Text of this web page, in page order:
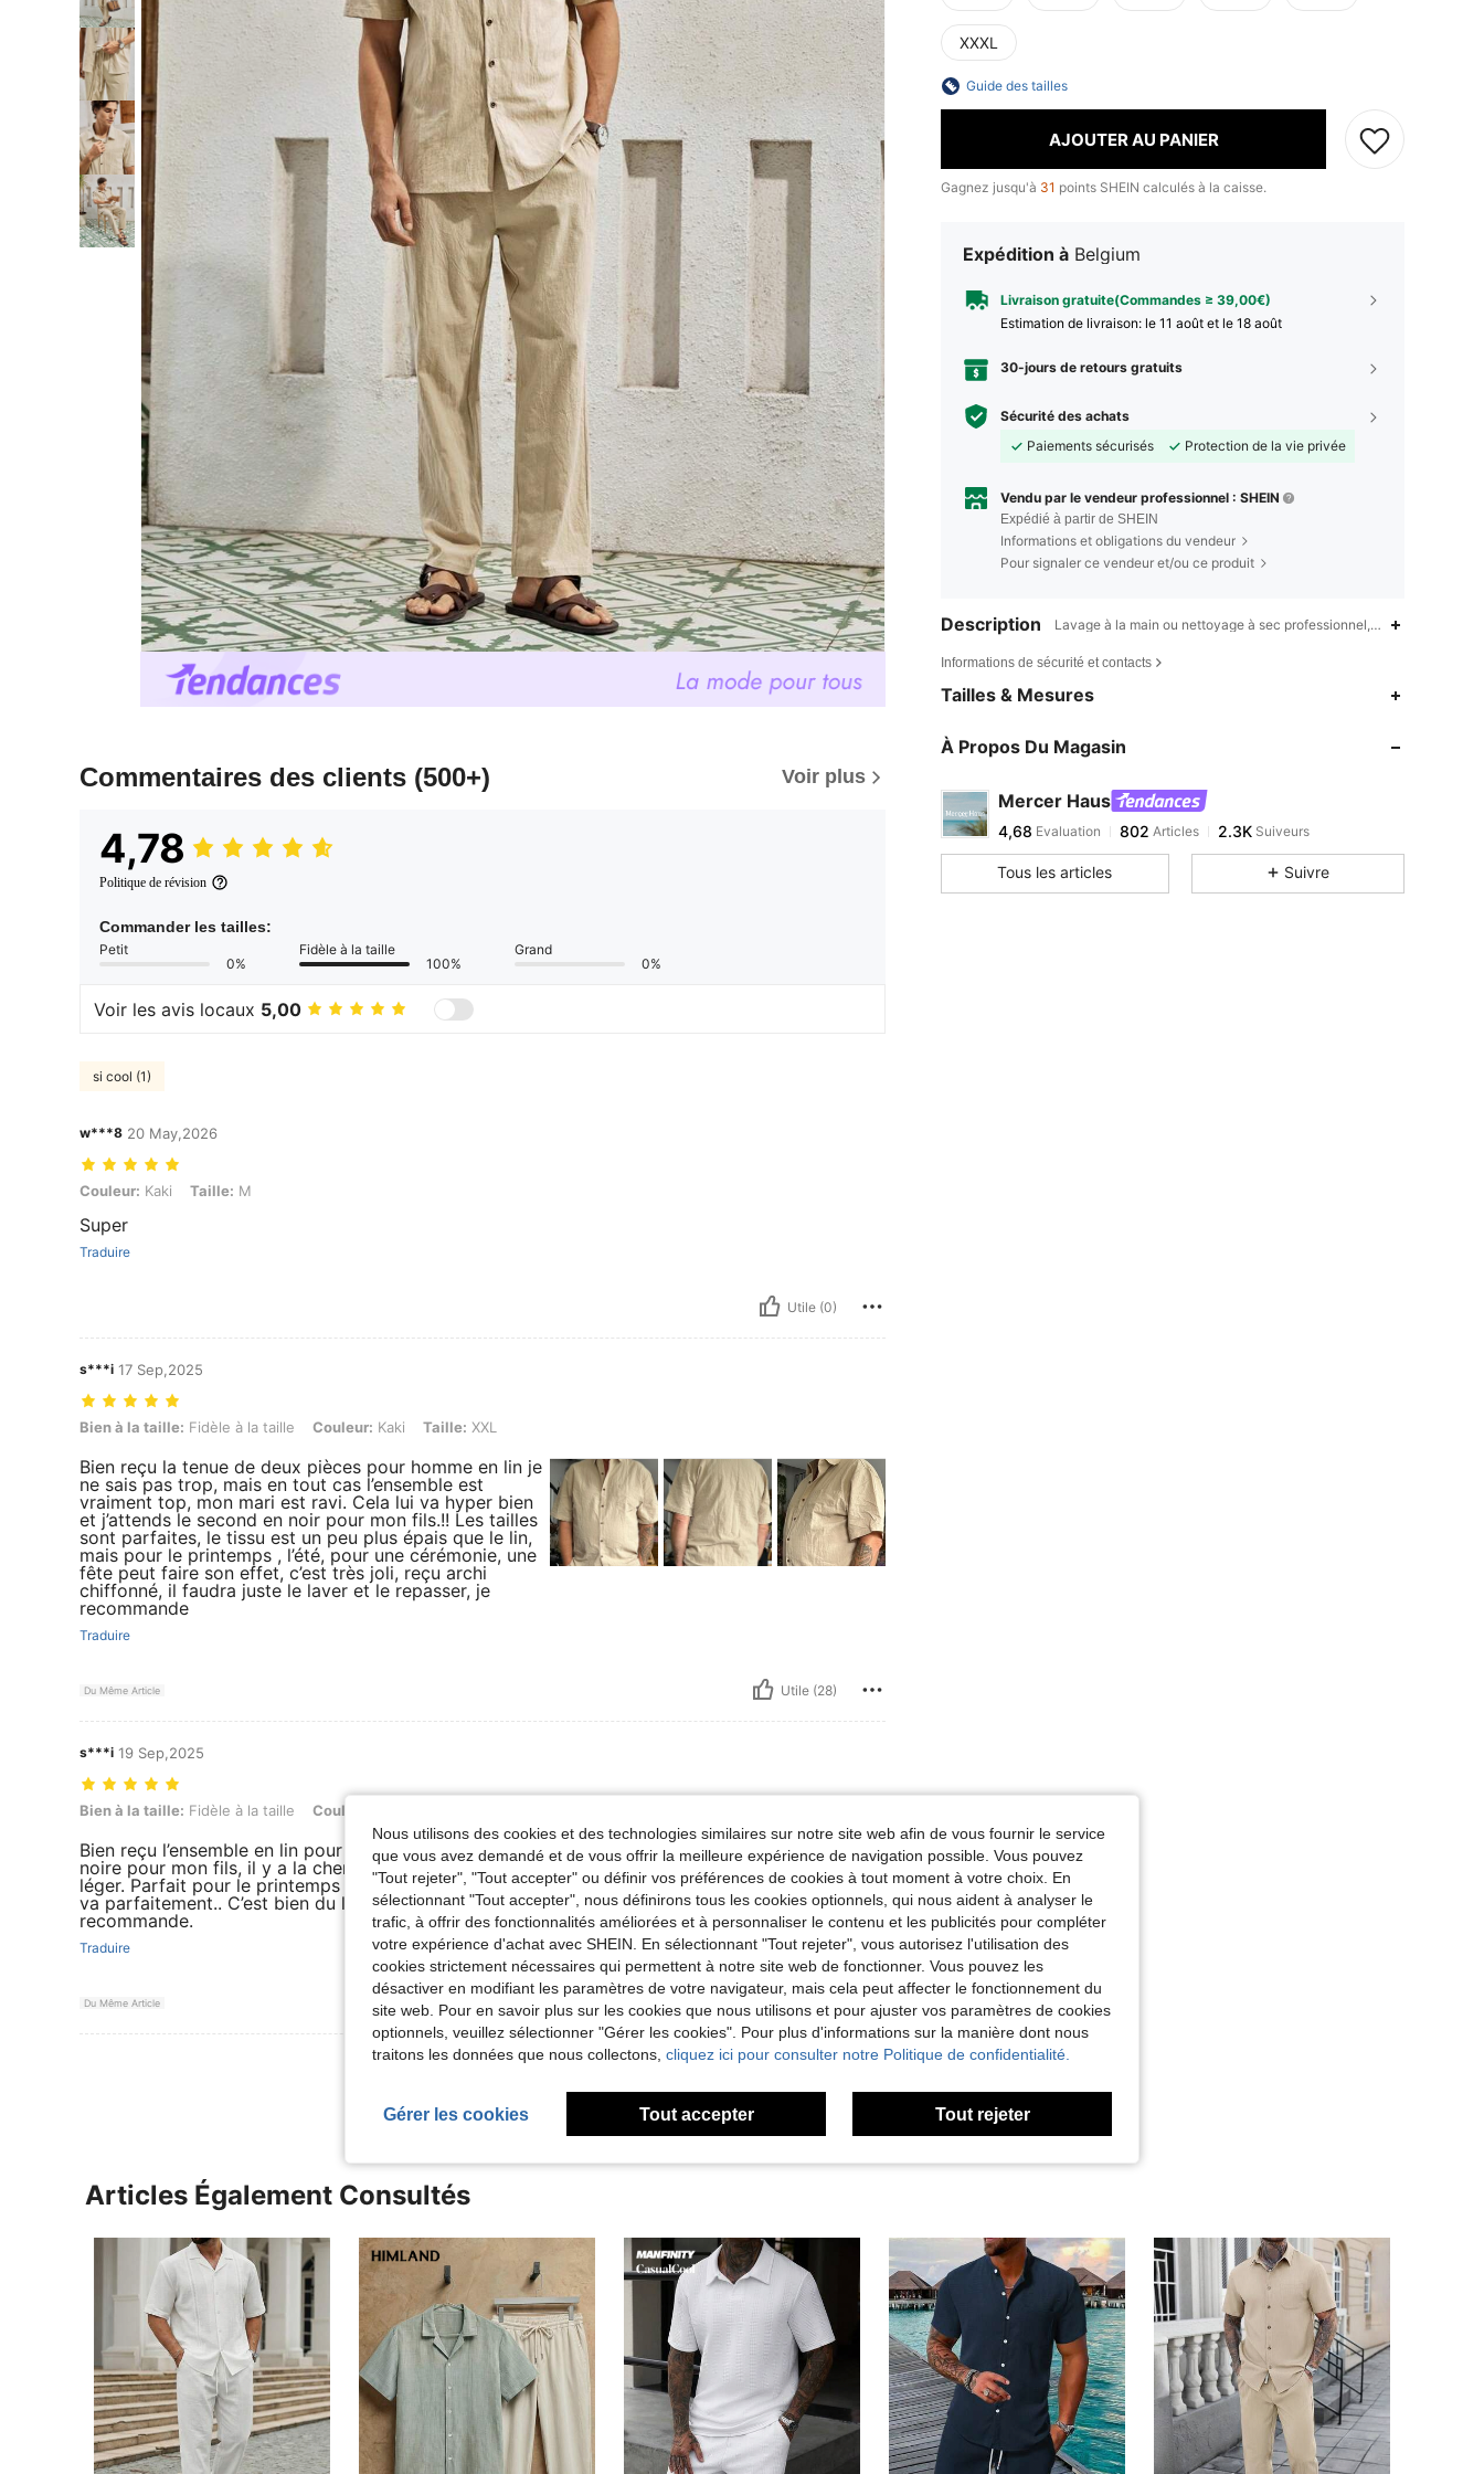
Commentaires des clients (500+) Voir plus
4,78
Politique de révision
Commander les tailles:
Petit
0%
Fidèle à la taille
100%
Grand
0%
Voir les avis locaux 5,00
si cool (1)
w***8 20 May,2026
Couleur: Kaki, Taille: M
Couleur: Kaki Taille: M
Super
Traduire
Utile (0)
s***i 17 Sep,2025
Bien à la taille: Fidèle à la taille, Couleur: Kaki, Taille: XXL
Bien à la taille: Fidèle à la taille Couleur: Kaki Taille: XXL
Bien reçu la tenue de deux pièces pour homme en lin je
ne sais pas trop, mais en tout cas l’ensemble est
vraiment top, mon mari est ravi. Cela lui va hyper bien
et j’attends le second en noir pour mon fils.!! Les tailles
sont parfaites, le tissu est un peu plus épais que le lin,
mais pour le printemps , l’été, pour une cérémonie, une
fête peut faire son effet, c’est très joli, reçu archi
chiffonné, il faudra juste le laver et le repasser, je
recommande
Traduire
Du Même Article Utile (28)
s***i 19 Sep,2025
Bien à la taille: Fidèle à la taille, Couleur: Noir, Taille: XXXL
Bien à la taille: Fidèle à la taille Couleur:
Bien reçu l’ensemble en lin pour homme de couleur
noire pour mon fils, il y a la chemise et le pantalon ultra
léger. Parfait pour le printemps et l’été, le triple XL, lui
va parfaitement.. C’est bien du lin, il y y en a 95 %. … je
recommande.
Traduire
Du Même Article Utile (17)
Voir Plus D'avis
XXXL
Guide des tailles
AJOUTER AU PANIER
Gagnez jusqu'à 31 points SHEIN calculés à la caisse.
Expédition à Belgium
Livraison gratuite(Commandes ≥ 39,00€)
Estimation de livraison: le 11 août et le 18 août
30-jours de retours gratuits
Sécurité des achats
Paiements sécurisés
Protection de la vie privée
Vendu par le vendeur professionnel : SHEIN
Expédié à partir de SHEIN
Informations et obligations du vendeur
Pour signaler ce vendeur et/ou ce produit
Description Lavage à la main ou nettoyage à sec
Informations de sécurité et contacts
Tailles & Mesures
À Propos Du Magasin
Mercer Haus
4,68 Evaluation 802 Articles 2.3K Suiveurs
Tous les articles Suivre
Articles Également Consultés
Nous utilisons des cookies et des technologies similaires sur notre site web afin de vous fournir le service
que vous avez demandé et de vous offrir la meilleure expérience de navigation possible. Vous pouvez
"Tout rejeter", "Tout accepter" ou définir vos préférences de cookies à tout moment à votre choix. En
sélectionnant "Tout accepter", nous définirons tous les cookies optionnels, qui nous aident à analyser le
trafic, à offrir des fonctionnalités améliorées et à personnaliser le contenu et les publicités pour compléter
votre expérience d'achat avec SHEIN. En sélectionnant "Tout rejeter", vous autorisez l'utilisation des
cookies strictement nécessaires qui permettent à notre site web de fonctionner. Vous pouvez les
désactiver en modifiant les paramètres de votre navigateur, mais cela peut affecter le fonctionnement du
site web. Pour en savoir plus sur les cookies que nous utilisons et pour ajuster vos paramètres de cookies
optionnels, veuillez sélectionner "Gérer les cookies". Pour plus d'informations sur la manière dont nous
traitons les données que nous collectons, cliquez ici pour consulter notre Politique de confidentialité.
Gérer les cookies Tout accepter Tout rejeter